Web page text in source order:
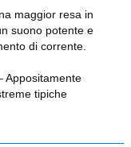
maggior resa in
suono potente e
di corrente.
Appositamente
tipiche